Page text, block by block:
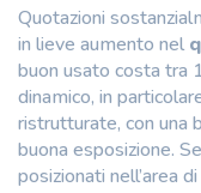
Quotazioni
in lieve aumento nel
buon usato costa tra
dinamico, in
ristrutturate, con una
buona esposizione.
posizionati nell’area di